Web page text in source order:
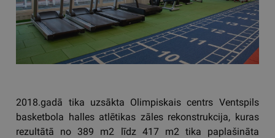
2018.gadā tika uzsākta Olimpiskais centrs Ventspils
basketbola halles atlētikas zāles rekonstrukcija, kuras
rezultātā no 389 m2 līdz 417 m2 tika paplašināta